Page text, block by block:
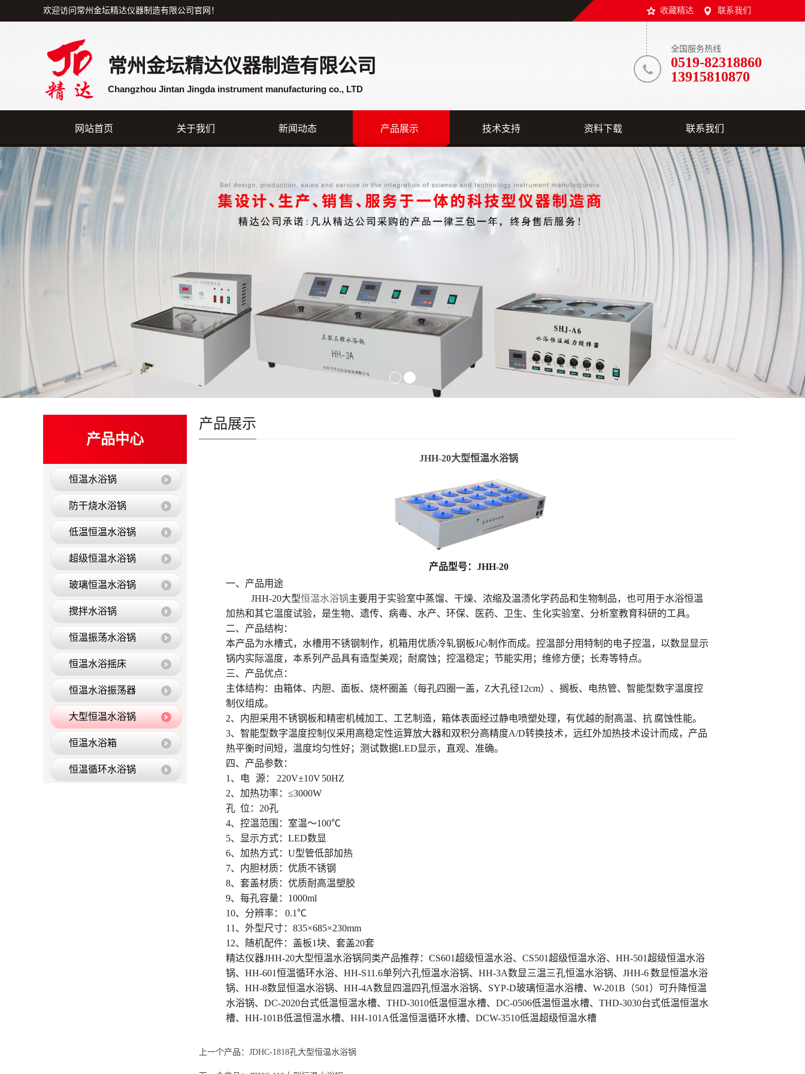
收藏精达 联系我们
欢迎访问常州金坛精达仪器制造有限公司官网！
常州金坛精达仪器制造有限公司
Changzhou Jintan Jingda instrument manufacturing co., LTD
全国服务热线
0519-82318860
13915810870
网站首页 关于我们 新闻动态 产品展示 技术支持 资料下载 联系我们
产品中心
恒温水浴锅
防干烧水浴锅
低温恒温水浴锅
超级恒温水浴锅
玻璃恒温水浴锅
搅拌水浴锅
恒温振荡水浴锅
恒温水浴摇床
恒温水浴振荡器
大型恒温水浴锅
恒温水浴箱
恒温循环水浴锅
产品展示
JHH-20大型恒温水浴锅
产品型号：JHH-20
一、产品用途
JHH-20大型恒温水浴锅主要用于实验室中蒸馏、干燥、浓缩及温渍化学药品和生物制品，也可用于水浴恒温
加热和其它温度试验，是生物、遗传、病毒、水产、环保、医药、卫生、生化实验室、分析室教育科研的工具。
二、产品结构：
本产品为水槽式，水槽用不锈钢制作，机箱用优质冷轧钢板J心制作而成。控温部分用特制的电子控温，以数显显示
锅内实际温度，本系列产品具有造型美观；耐腐蚀；控温稳定；节能实用；维修方便；长寿等特点。
三、产品优点：
主体结构：由箱体、内胆、面板、烧杯圈盖（每孔四圈一盖，Z大孔径12cm）、搁板、电热管、智能型数字温度控
制仪组成。
2、内胆采用不锈钢板和精密机械加工、工艺制造，箱体表面经过静电喷塑处理，有优越的耐高温、抗 腐蚀性能。
3、智能型数字温度控制仪采用高稳定性运算放大器和双积分高精度A/D转换技术，远红外加热技术设计而成，产品
热平衡时间短，温度均匀性好；测试数据LED显示，直观、准确。
四、产品参数：
1、电 源： 220V±10V 50HZ
2、加热功率：≤3000W
孔 位：20孔
4、控温范围：室温～100℃
5、显示方式：LED数显
6、加热方式：U型管低部加热
7、内胆材质：优质不锈钢
8、套盖材质：优质耐高温塑胶
9、每孔容量：1000ml
10、分辨率： 0.1℃
11、外型尺寸：835×685×230mm
12、随机配件：盖板1块、套盖20套
精达仪器JHH-20大型恒温水浴锅同类产品推荐：CS601超级恒温水浴、CS501超级恒温水浴、HH-501超级恒温水浴
锅、HH-601恒温循环水浴、HH-S11.6单列六孔恒温水浴锅、HH-3A数显三温三孔恒温水浴锅、JHH-6 数显恒温水浴
锅、HH-8数显恒温水浴锅、HH-4A数显四温四孔恒温水浴锅、SYP-D玻璃恒温水浴槽、W-201B（501）可升降恒温
水浴锅、DC-2020台式低温恒温水槽、THD-3010低温恒温水槽、DC-0506低温恒温水槽、THD-3030台式低温恒温水
槽、HH-101B低温恒温水槽、HH-101A低温恒温循环水槽、DCW-3510低温超级恒温水槽
上一个产品： JDHC-1818孔大型恒温水浴锅